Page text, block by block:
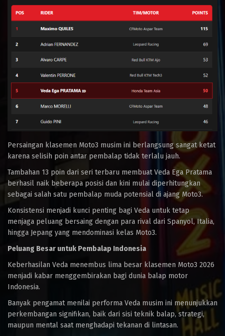
Persaingan klasemen Moto3 musim ini berlangsung sangat ketat
karena selisih poin antar pembalap tidak terlalu jauh.
Tambahan 13 poin dari seri terbaru membuat Veda Ega Pratama
berhasil naik beberapa posisi dan kini mulai diperhitungkan
sebagai salah satu pembalap muda potensial di ajang Moto3.
Konsistensi menjadi kunci penting bagi Veda untuk tetap
menjaga peluang bersaing dengan para rival dari Spanyol, Italia,
hingga Jepang yang mendominasi kelas Moto3.
Peluang Besar untuk Pembalap Indonesia
Keberhasilan Veda menembus lima besar klasemen Moto3 2026
menjadi kabar menggembirakan bagi dunia balap motor
Indonesia.
Banyak pengamat menilai performa Veda musim ini menunjukkan
perkembangan signifikan, baik dari sisi teknik balap, strategi,
maupun mental saat menghadapi tekanan di lintasan.